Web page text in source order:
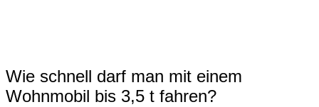
Wie schnell darf man mit einem
Wohnmobil bis 3,5 t fahren?